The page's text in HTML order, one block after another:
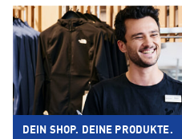
DEIN SHOP. DEINE PRODUKTE.